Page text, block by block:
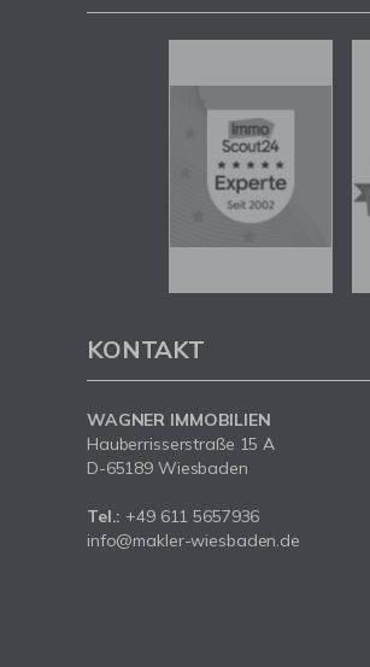
KONTAKT
WAGNER IMMOBILIEN
Hauberrisserstraße 15 A
D-65189 Wiesbaden
Tel.: +49 611 5657936
info@makler-wiesbaden.de